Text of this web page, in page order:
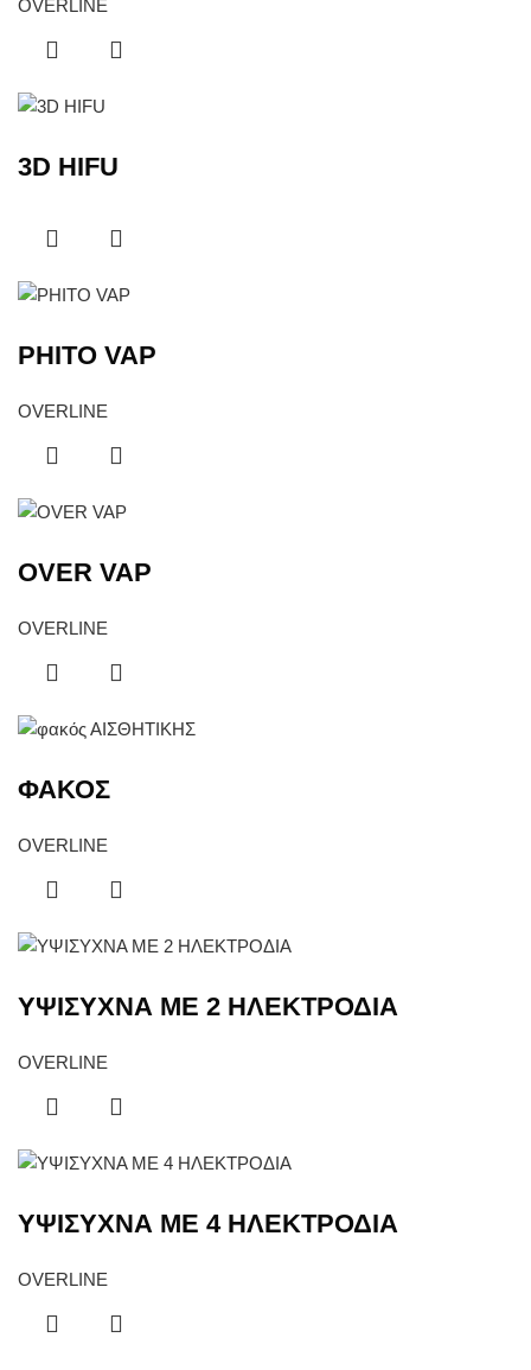
OVERLINE
3D HIFU
PHITO VAP
OVERLINE
OVER VAP
OVERLINE
ΦΑΚΟΣ
OVERLINE
ΥΨΙΣΥΧΝΑ ΜΕ 2 ΗΛΕΚΤΡΟΔΙΑ
OVERLINE
ΥΨΙΣΥΧΝΑ ΜΕ 4 ΗΛΕΚΤΡΟΔΙΑ
OVERLINE